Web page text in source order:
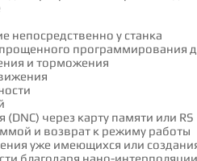
непосредственно у станка
программирования
и торможения
через карту памяти или
и возврат к режиму работы
уже имеющихся или
благодаря нано-интерполяции